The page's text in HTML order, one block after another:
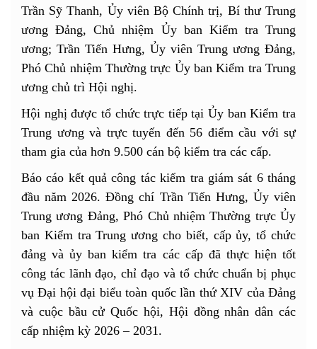
Trần Sỹ Thanh, Ủy viên Bộ Chính trị, Bí thư Trung
ương Đảng, Chủ nhiệm Ủy ban Kiểm tra Trung
ương; Trần Tiến Hưng, Ủy viên Trung ương Đảng,
Phó Chủ nhiệm Thường trực Ủy ban Kiểm tra Trung
ương chủ trì Hội nghị.
Hội nghị được tổ chức trực tiếp tại Ủy ban Kiểm tra
Trung ương và trực tuyến đến 56 điểm cầu với sự
tham gia của hơn 9.500 cán bộ kiểm tra các cấp.
Báo cáo kết quả công tác kiểm tra giám sát 6 tháng
đầu năm 2026. Đồng chí Trần Tiến Hưng, Ủy viên
Trung ương Đảng, Phó Chủ nhiệm Thường trực Ủy
ban Kiểm tra Trung ương cho biết, cấp ủy, tổ chức
đảng và ủy ban kiểm tra các cấp đã thực hiện tốt
công tác lãnh đạo, chỉ đạo và tổ chức chuẩn bị phục
vụ Đại hội đại biểu toàn quốc lần thứ XIV của Đảng
và cuộc bầu cử Quốc hội, Hội đồng nhân dân các
cấp nhiệm kỳ 2026 – 2031.